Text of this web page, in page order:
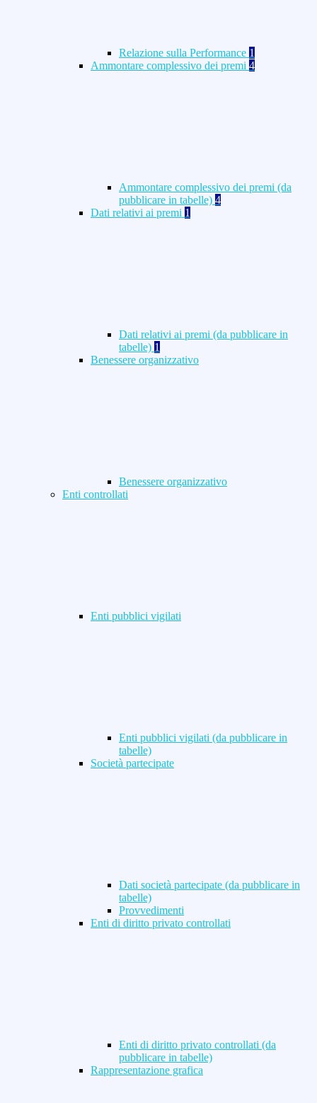
Relazione sulla Performance 1
Ammontare complessivo dei premi 4
Ammontare complessivo dei premi (da
pubblicare in tabelle) 4
Dati relativi ai premi 1
Dati relativi ai premi (da pubblicare in
tabelle) 1
Benessere organizzativo
Benessere organizzativo
Enti controllati
Enti pubblici vigilati
Enti pubblici vigilati (da pubblicare in
tabelle)
Società partecipate
Dati società partecipate (da pubblicare in
tabelle)
Provvedimenti
Enti di diritto privato controllati
Enti di diritto privato controllati (da
pubblicare in tabelle)
Rappresentazione grafica